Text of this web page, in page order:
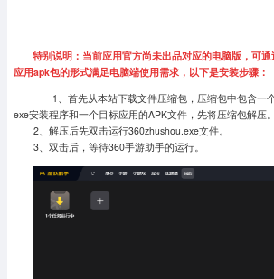
特别说明：当前应用官方尚未出品对应的电脑版，可
应用apk包的形式满足电脑端使用需求，以下是安装步骤：
1、首先从本站下载文件压缩包，压缩包中包含一
exe安装程序和一个目标应用的APK文件，先将压缩包解压。
2、解压后先双击运行360zhushou.exe文件。
3、双击后，等待360手游助手的运行。